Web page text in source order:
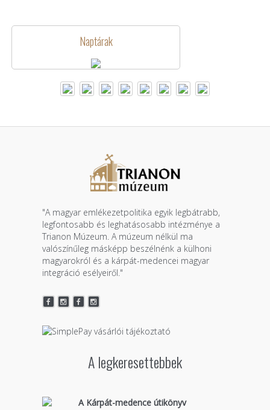
Naptárak
"A magyar emlékezetpolitika egyik legbátrabb,
legfontosabb és leghatásosabb intézménye a
Trianon Múzeum. A múzeum nélkül ma
valószínűleg másképp beszélnénk a külhoni
magyarokról és a kárpát-medencei magyar
integráció esélyeiről."
A legkeresettebbek
A Kárpát-medence útikönyv